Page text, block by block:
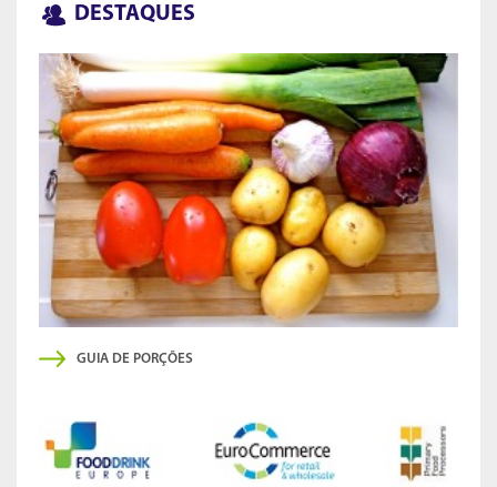
DESTAQUES
GUIA DE PORÇÕES